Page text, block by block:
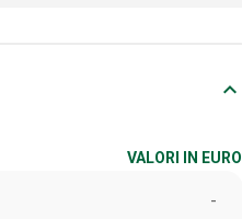
keyboard_arrow_down
VALORI IN EURO
-